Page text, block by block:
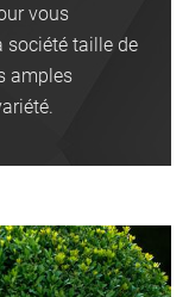
vous
société taille de
amples